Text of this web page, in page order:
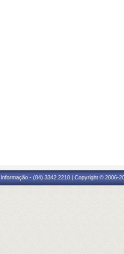
- (84) 3342 2210 | Copyright © 2006-